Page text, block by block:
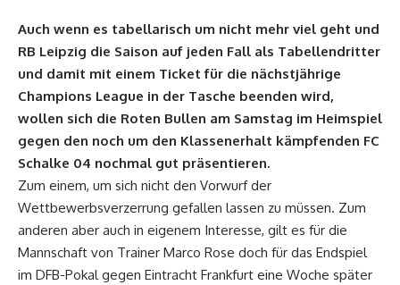
Auch wenn es tabellarisch um nicht mehr viel geht und
RB Leipzig die Saison auf jeden Fall als Tabellendritter
und damit mit einem Ticket für die nächstjährige
Champions League in der Tasche beenden wird,
wollen sich die Roten Bullen am Samstag im Heimspiel
gegen den noch um den Klassenerhalt kämpfenden FC
Schalke 04 nochmal gut präsentieren.
Zum einem, um sich nicht den Vorwurf der
Wettbewerbsverzerrung gefallen lassen zu müssen. Zum
anderen aber auch in eigenem Interesse, gilt es für die
Mannschaft von Trainer Marco Rose doch für das Endspiel
im DFB-Pokal gegen Eintracht Frankfurt eine Woche später